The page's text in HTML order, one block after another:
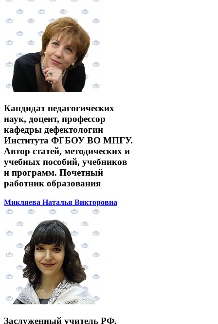
Кандидат педагогических
наук, доцент, профессор
кафедры дефектологии
Института ФГБОУ ВО МПГУ.
Автор статей, методических и
учебных пособий, учебников
и программ. Почетный
работник образования
Микляева Наталья Викторовна
Заслуженный учитель РФ,